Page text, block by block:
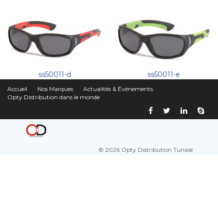
ss50011-d ss50011-e
Accueil Nos Marques
Actualités & Événements
Opty Distribution dans le monde
© 2026 Opty Distribution Tunisie